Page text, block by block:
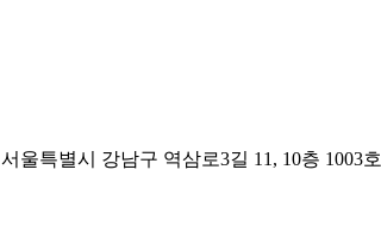
서울특별시 강남구 역삼로3길 11, 10층 1003호